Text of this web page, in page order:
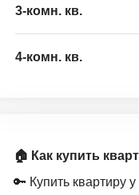
3-комн. кв.
4-комн. кв.
🏠 Как купить
🔑 Купить квартиру